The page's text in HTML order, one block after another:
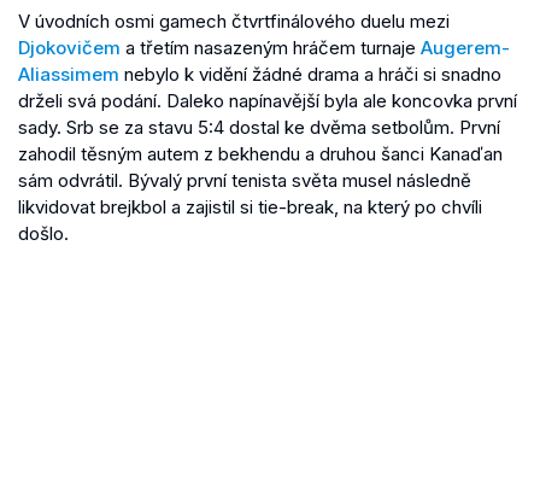
V úvodních osmi gamech čtvrtfinálového duelu mezi
Djokovičem a třetím nasazeným hráčem turnaje Augerem-
Aliassimem nebylo k vidění žádné drama a hráči si snadno
drželi svá podání. Daleko napínavější byla ale koncovka první
sady. Srb se za stavu 5:4 dostal ke dvěma setbolům. První
zahodil těsným autem z bekhendu a druhou šanci Kanaďan
sám odvrátil. Bývalý první tenista světa musel následně
likvidovat brejkbol a zajistil si tie-break, na který po chvíli
došlo.